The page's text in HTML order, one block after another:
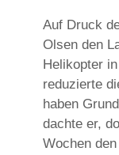
Auf Druck
Olsen den
Helikopter
reduzierte
haben
dachte er,
Wochen